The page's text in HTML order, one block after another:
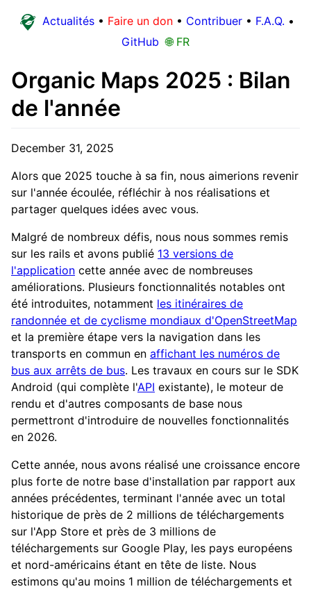
Actualités • Faire un don • Contribuer • F.A.Q. •
GitHub 🌐 FR
Organic Maps 2025 : Bilan
de l'année
December 31, 2025
Alors que 2025 touche à sa fin, nous aimerions revenir
sur l'année écoulée, réfléchir à nos réalisations et
partager quelques idées avec vous.
Malgré de nombreux défis, nous nous sommes remis
sur les rails et avons publié 13 versions de
l'application cette année avec de nombreuses
améliorations. Plusieurs fonctionnalités notables ont
été introduites, notamment les itinéraires de
randonnée et de cyclisme mondiaux d'OpenStreetMap
et la première étape vers la navigation dans les
transports en commun en affichant les numéros de
bus aux arrêts de bus. Les travaux en cours sur le SDK
Android (qui complète l'API existante), le moteur de
rendu et d'autres composants de base nous
permettront d'introduire de nouvelles fonctionnalités
en 2026.
Cette année, nous avons réalisé une croissance encore
plus forte de notre base d'installation par rapport aux
années précédentes, terminant l'année avec un total
historique de près de 2 millions de téléchargements
sur l'App Store et près de 3 millions de
téléchargements sur Google Play, les pays européens
et nord-américains étant en tête de liste. Nous
estimons qu'au moins 1 million de téléchargements et